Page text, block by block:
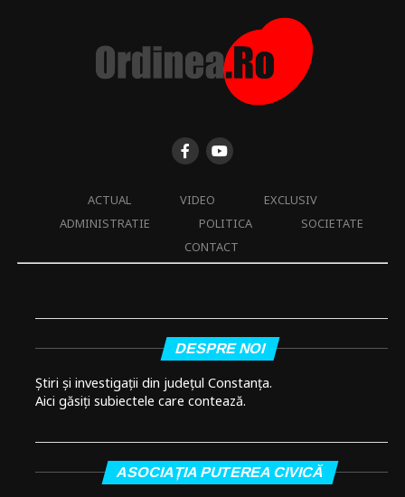
ACTUAL VIDEO
EXCLUSIV
ADMINISTRATIE
POLITICA
SOCIETATE
CONTACT
DESPRE NOI
Știri și investigații din județul Constanța.
Aici găsiți subiectele care contează.
ASOCIAȚIA PUTEREA CIVICĂ